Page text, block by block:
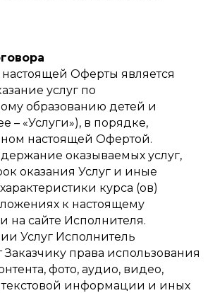
Оферты является
услуг по
образованию детей и
– «Услуги»), в порядке,
настоящей Офертой.
оказываемых услуг,
оказания Услуг и иные
курса (ов)
к настоящему
на сайте Исполнителя.
Услуг Исполнитель
Заказчику права использования
фото, аудио, видео,
информации и иных